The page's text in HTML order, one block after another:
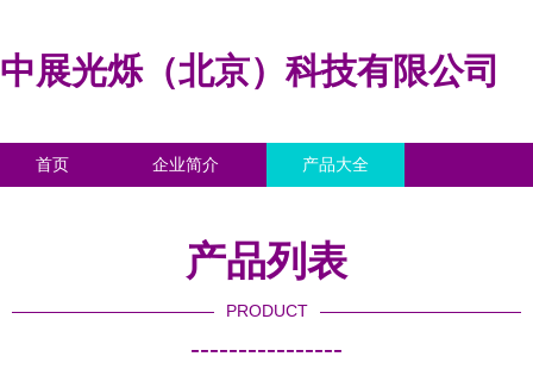
中展光烁（北京）科技有限公司
首页 企业简介 产品大全
产品列表
PRODUCT
----------------